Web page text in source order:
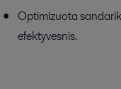
Optimizuota
efektyvesnis.